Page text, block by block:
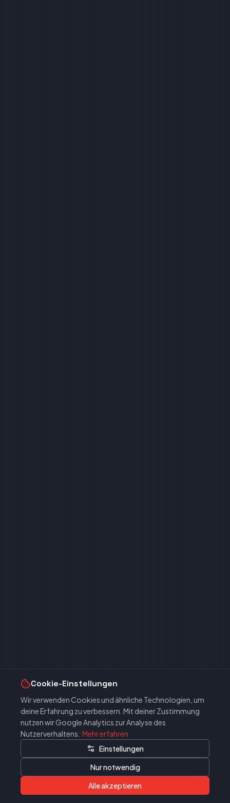
Cookie-Einstellungen
Wir verwenden Cookies und ähnliche Technologien, um
deine Erfahrung zu verbessern. Mit deiner Zustimmung
nutzen wir Google Analytics zur Analyse des
Nutzerverhaltens. Mehr erfahren
Einstellungen
Nur notwendig
Alle akzeptieren